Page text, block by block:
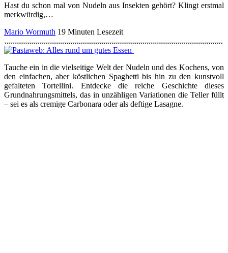
Hast du schon mal von Nudeln aus Insekten gehört? Klingt erstmal
merkwürdig,…
Mario Wormuth 19 Minuten Lesezeit
Tauche ein in die vielseitige Welt der Nudeln und des Kochens, von
den einfachen, aber köstlichen Spaghetti bis hin zu den kunstvoll
gefalteten Tortellini. Entdecke die reiche Geschichte dieses
Grundnahrungsmittels, das in unzähligen Variationen die Teller füllt
– sei es als cremige Carbonara oder als deftige Lasagne.